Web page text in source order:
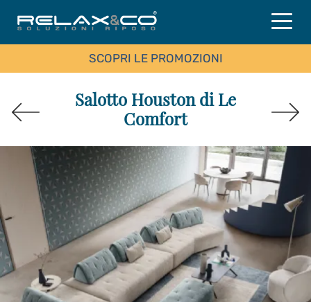
SCOPRI LE PROMOZIONI
Salotto Houston di Le
Comfort